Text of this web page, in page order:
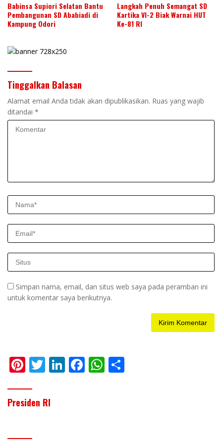
Babinsa Supiori Selatan Bantu
Pembangunan SD Ababiadi di
Kampung Odori
Langkah Penuh Semangat SD
Kartika VI-2 Biak Warnai HUT
Ke-81 RI
Tinggalkan Balasan
Alamat email Anda tidak akan dipublikasikan. Ruas yang wajib
ditandai *
Simpan nama, email, dan situs web saya pada peramban ini
untuk komentar saya berikutnya.
Pi
er
e
T
itt
er
Li F W
Presiden RI